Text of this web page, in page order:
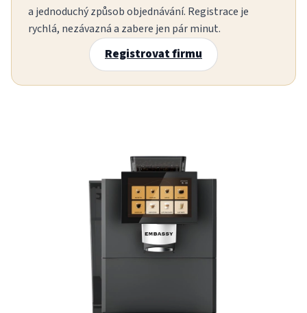
a jednoduchý způsob objednávání. Registrace je
rychlá, nezávazná a zabere jen pár minut.
Registrovat firmu